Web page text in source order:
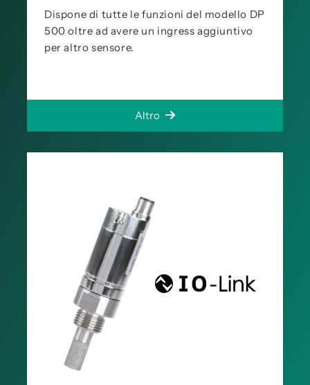
Dispone di tutte le funzioni del modello DP
500 oltre ad avere un ingress aggiuntivo
per altro sensore.
Altro